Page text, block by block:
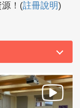
！(註冊說明)